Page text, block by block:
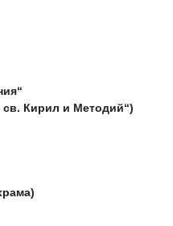
Кирил и Методий“)